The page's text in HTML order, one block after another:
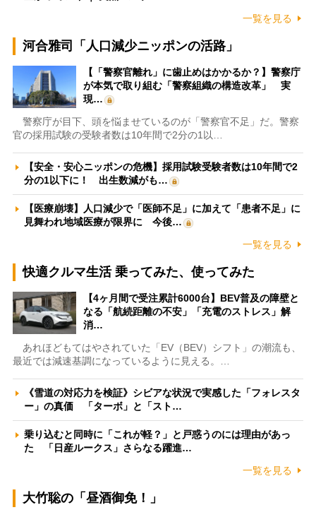
一覧を見る
河合雅司「人口減少ニッポンの活路」
【「警察官離れ」に歯止めはかかるか？】警察庁
が本気で取り組む「警察組織の構造改革」 実
現…
警察庁が目下、頭を悩ませているのが「警察官不足」だ。警察
官の採用試験の受験者数は10年間で2分の1以…
【安全・安心ニッポンの危機】採用試験受験者数は10年間で2
分の1以下に！ 出生数減がも…
【医療崩壊】人口減少で「医師不足」に加えて「患者不足」に
見舞われ地域医療が限界に 今後…
一覧を見る
快適クルマ生活 乗ってみた、使ってみた
【4ヶ月間で受注累計6000台】BEV普及の障壁と
なる「航続距離の不安」「充電のストレス」解
消…
あれほどもてはやされていた「EV（BEV）シフト」の潮流も、
最近では減速基調になっているように見える。…
《雪道の対応力を検証》シビアな状況で実感した「フォレスタ
ー」の真価 「ターボ」と「スト…
乗り込むと同時に「これが軽？」と戸惑うのには理由があっ
た 「日産ルークス」さらなる躍進…
一覧を見る
大竹聡の「昼酒御免！」